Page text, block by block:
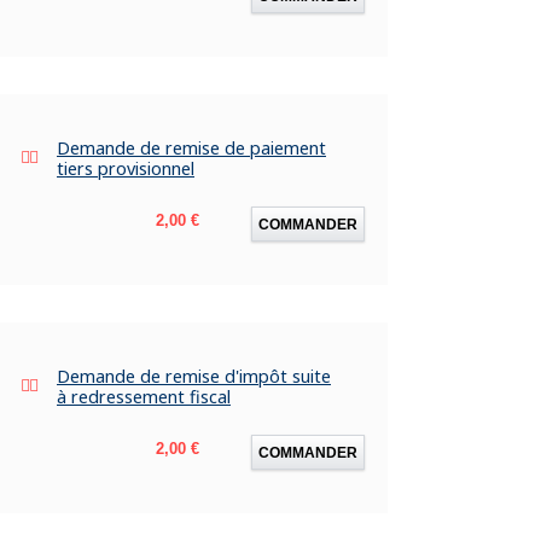
Demande de remise de paiement
tiers provisionnel
Prix
2,00 € COMMANDER
Demande de remise d'impôt suite
à redressement fiscal
Prix
2,00 € COMMANDER